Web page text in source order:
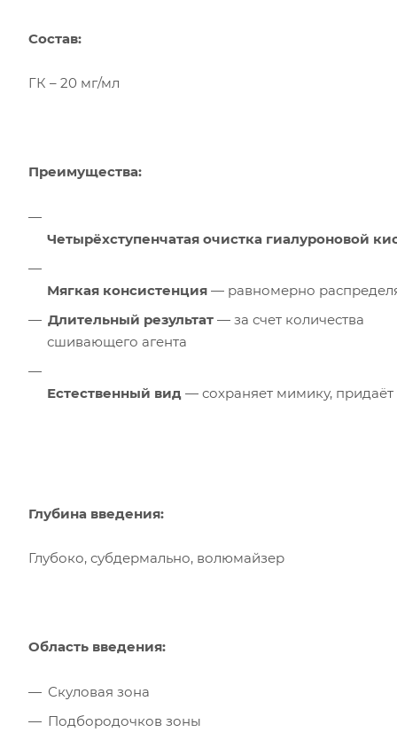
Cостав:
ГК – 20 мг/мл
Преимущества:
Четырёхступенчатая очистка гиалуроновой
Мягкая консистенция — равномерно
Длительный результат — за счет количества
сшивающего агента
Естественный вид — сохраняет мимику,
Глубина введения:
Глубоко, субдермально, волюмайзер
Область введения:
Скуловая зона
Подбородочков зоны